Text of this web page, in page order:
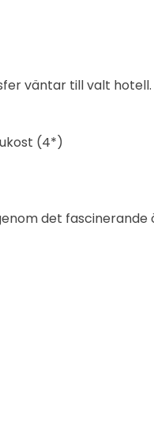
väntar till valt hotell.
(4*)
det